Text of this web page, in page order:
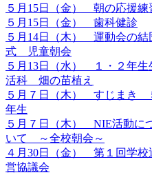
５月15日（金） 朝の応援練
５月15日（金） 歯科健診
５月14日（木） 運動会の結
式 児童朝会
５月13日（水） １・２年生
活科 畑の苗植え
５月７日（木） すじまき
年生
５月７日（木） NIE活動に
いて ～全校朝会～
４月30日（金） 第１回学校
営協議会